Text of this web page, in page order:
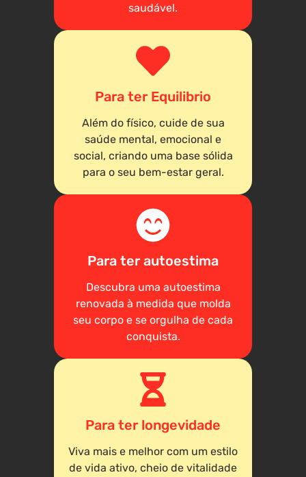
saudável.
Para ter Equilibrio
Além do físico, cuide de sua
saúde mental, emocional e
social, criando uma base sólida
para o seu bem-estar geral.
Para ter autoestima
Descubra uma autoestima
renovada à medida que molda
seu corpo e se orgulha de cada
conquista.
Para ter longevidade
Viva mais e melhor com um estilo
de vida ativo, cheio de vitalidade